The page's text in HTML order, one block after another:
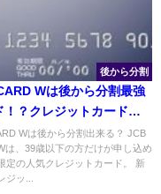
後から分割
Wは後から分割最強
！？クレジットカードの
は Wは後から分割出来る？ JCB
は、39歳以下の方だけが申し込め
定の人気クレジットカード。 新
ジッ...